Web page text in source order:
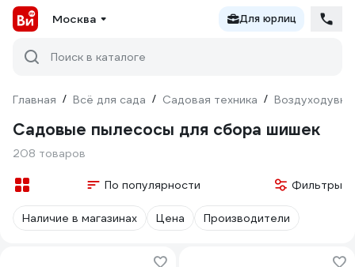
Москва Для юрлиц
Поиск в каталоге
Главная / Всё для сада / Садовая техника / Воздуходувки
Садовые пылесосы для сбора шишек
208 товаров
По популярности Фильтры
Наличие в магазинах Цена Производители